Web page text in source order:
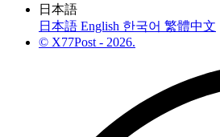
日本語
日本語 English 한국어 繁體中文
© X77Post - 2026.